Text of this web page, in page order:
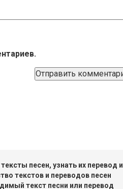
песен, узнать их перевод и
текстов и переводов песен
текст песни или перевод